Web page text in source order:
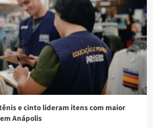
e cinto lideram itens com maior
Anápolis